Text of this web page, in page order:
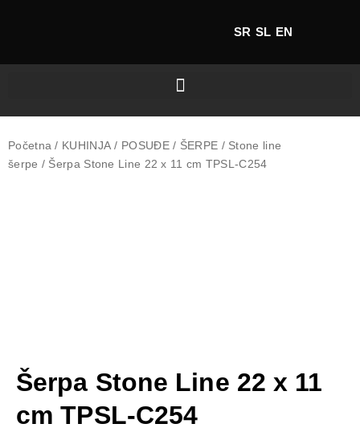
SR SL EN
Početna / KUHINJA / POSUĐE/ ŠERPE / Stone line
šerpe / Šerpa Stone Line 22 x 11 cm TPSL-C254
Šerpa Stone Line 22 x 11
cm TPSL-C254